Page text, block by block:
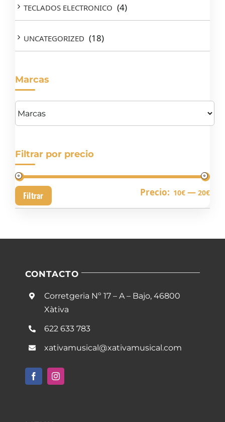
TECLADOS ELECTRONICO (4)
UNCATEGORIZED (18)
Marcas
Filtrar por precio
Filtrar Precio: 10€ — 20€
CONTACTO
Corretgeria Nº 17 – A – Bajo, 46800
Xàtiva
622 633 783
xativamusical@xativamusical.com